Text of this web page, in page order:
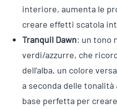
interiore, aumenta le
creare effetti scatola
Tranquil Dawn: un tono
verdi/azzurre, che
dell’alba, un colore
a seconda delle
base perfetta per